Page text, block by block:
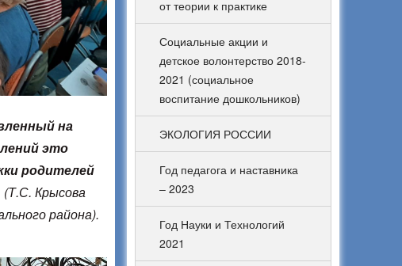
на
это
родителей
(Т.С. Крысова
района).
от теории к практике
Социальные акции и
детское волонтерство 2018-
2021 (социальное
воспитание дошкольников)
ЭКОЛОГИЯ РОССИИ
Год педагога и наставника
– 2023
Год Науки и Технологий
2021